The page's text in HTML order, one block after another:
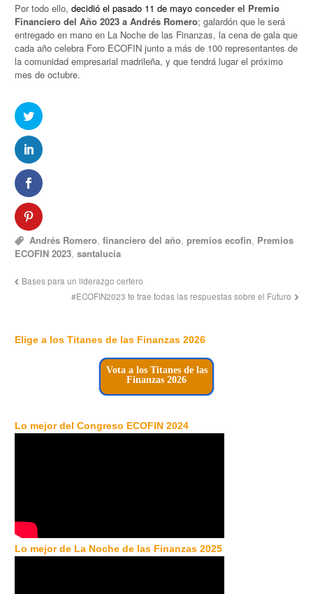
Por todo ello,decidió el pasado 11 de mayo conceder el Premio
Financiero del Año 2023 a Andrés Romero; galardón que le será
entregado en mano en La Noche de las Finanzas, la cena de gala que
cada año celebra Foro ECOFIN junto a más de 100 representantes de
la comunidad empresarial madrileña, y que tendrá lugar el próximo
mes de octubre.
Andrés Romero,financiero del año,premios ecofin, Premios
ECOFIN 2023,santalucia
Bases para un liderazgo certero
#ECOFIN2023 te trae todas las respuestas sobre el Futuro
Elige a los Titanes de las Finanzas 2026
Vota a los Titanes de las
Finanzas 2026
Lo mejor del Congreso ECOFIN 2024
Lo mejor de La Noche de las Finanzas 2025